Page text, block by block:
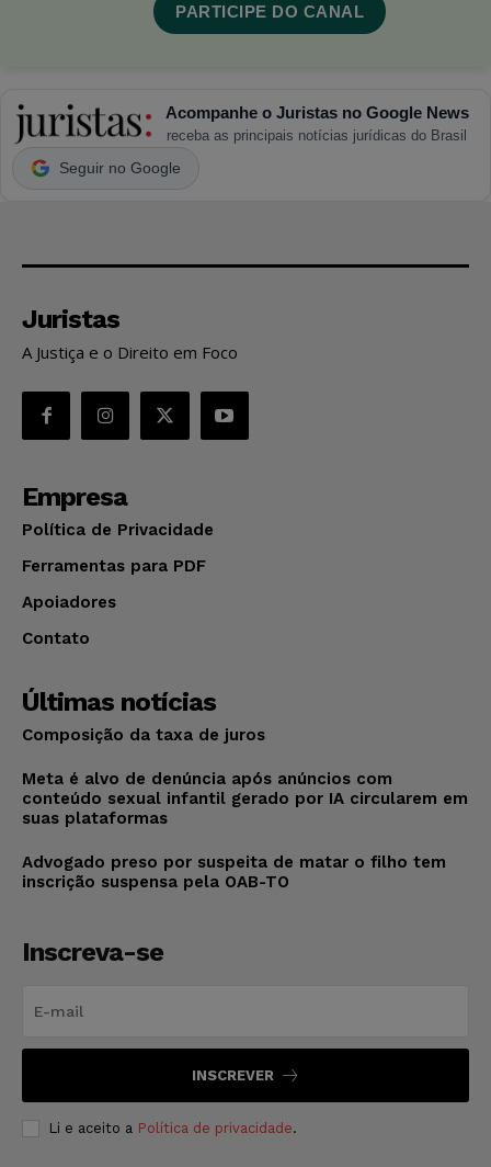
PARTICIPE DO CANAL
Acompanhe o Juristas no Google News
receba as principais notícias jurídicas do Brasil
Seguir no Google
Juristas
A Justiça e o Direito em Foco
Empresa
Política de Privacidade
Ferramentas para PDF
Apoiadores
Contato
Últimas notícias
Composição da taxa de juros
Meta é alvo de denúncia após anúncios com
conteúdo sexual infantil gerado por IA circularem em
suas plataformas
Advogado preso por suspeita de matar o filho tem
inscrição suspensa pela OAB-TO
Inscreva-se
INSCREVER
Li e aceito a Política de privacidade.